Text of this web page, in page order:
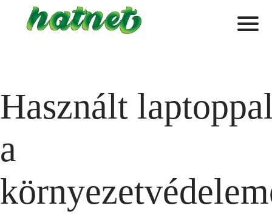
Használt
a